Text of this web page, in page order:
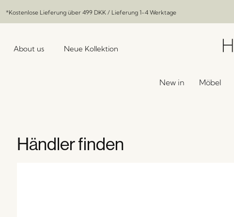
*Kostenlose Lieferung über 499 DKK / Lieferung 1-4 Werktage
About us Neue Kollektion
New in Möbel
Händler finden